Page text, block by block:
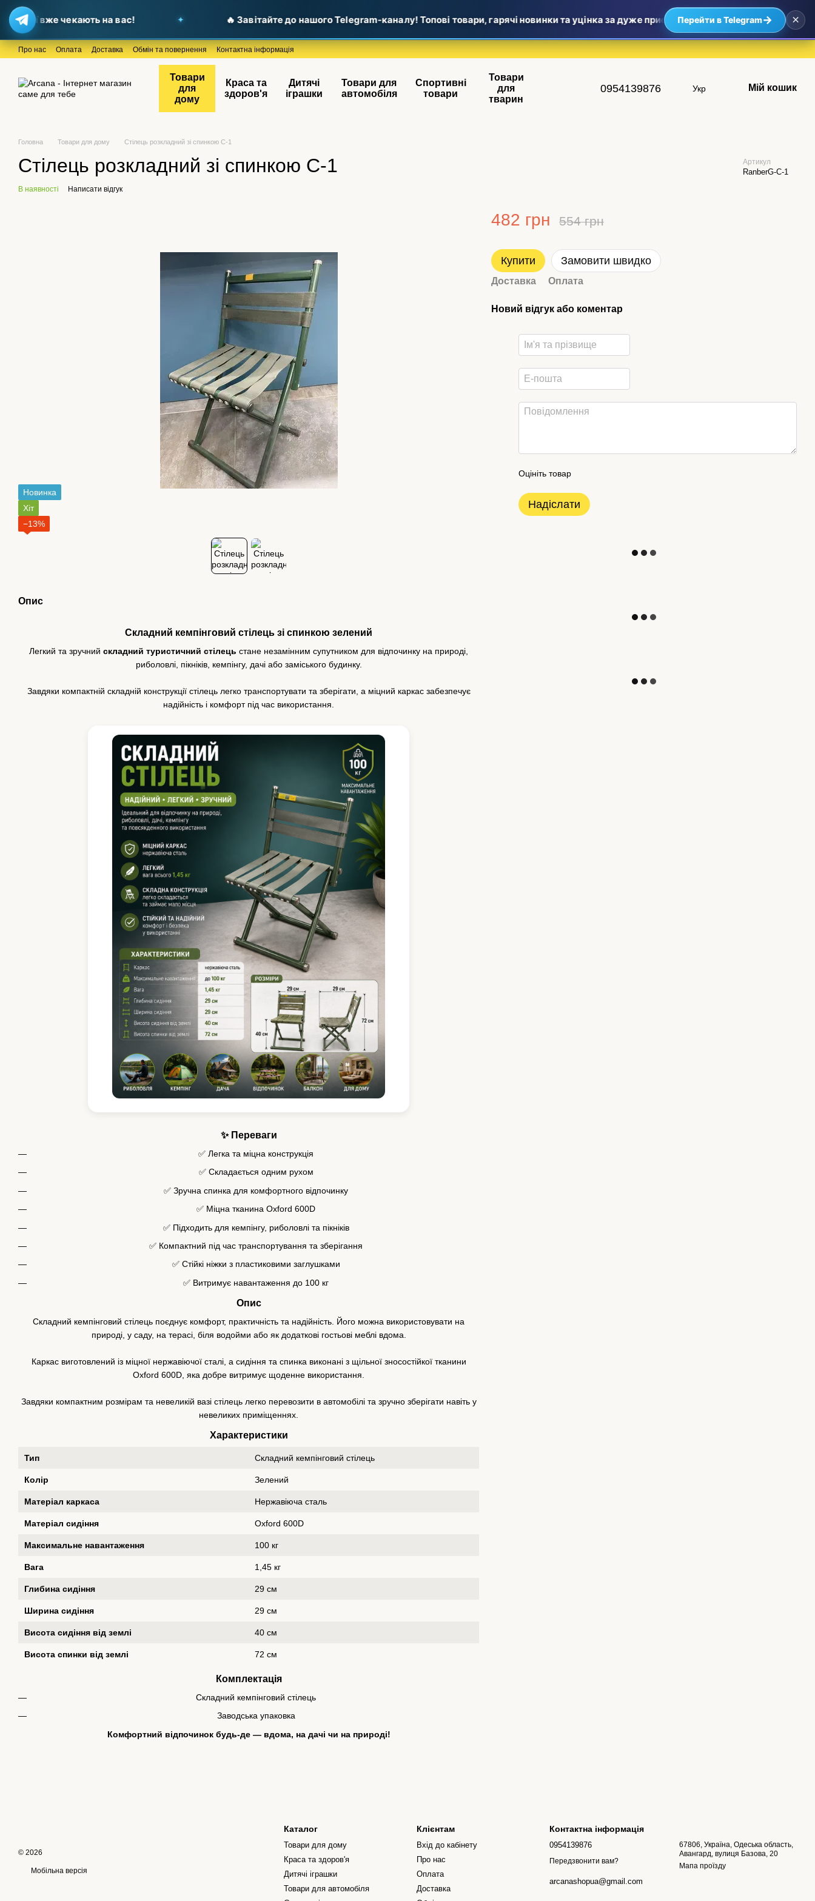
вже чекають на вас! 🔥 Завітайте до нашого Telegram-каналу! Топові товари, гарячі новинки та уцінка за дуже приємними цінами — найвигідніші
Перейти в Telegram→ ×
Перейти до основного контенту
Про нас Оплата Доставка Обмін та повернення Контактна інформація
Товари
для
дому
Краса та
здоров'я
Дитячі
іграшки
Товари для
автомобіля
Спортивні
товари
Товари
для
тварин
0954139876 Укр Мій кошик
Головна Товари для дому Стілець розкладний зі спинкою С-1
Стілець розкладний зі спинкою С-1 Артикул
RanberG-С-1
В наявності Написати відгук
Новинка
Хіт
−13%
Опис
Складний кемпінговий стілець зі спинкою зелений
Легкий та зручнийскладний туристичний стілець стане незамінним супутником для відпочинку на природі,
риболовлі, пікніків, кемпінгу, дачі або заміського будинку.
Завдяки компактній складній конструкції стілець легко транспортувати та зберігати, а міцний каркас забезпечує
надійність і комфорт під час використання.
✨ Переваги
✅ Легка та міцна конструкція
✅ Складається одним рухом
✅ Зручна спинка для комфортного відпочинку
✅ Міцна тканина Oxford 600D
✅ Підходить для кемпінгу, риболовлі та пікніків
✅ Компактний під час транспортування та зберігання
✅ Стійкі ніжки з пластиковими заглушками
✅ Витримує навантаження до 100 кг
Опис
Складний кемпінговий стілець поєднує комфорт, практичність та надійність. Його можна використовувати на
природі, у саду, на терасі, біля водойми або як додаткові гостьові меблі вдома.
Каркас виготовлений із міцної нержавіючої сталі, а сидіння та спинка виконані з щільної зносостійкої тканини
Oxford 600D, яка добре витримує щоденне використання.
Завдяки компактним розмірам та невеликій вазі стілець легко перевозити в автомобілі та зручно зберігати навіть у
невеликих приміщеннях.
Характеристики
Тип Складний кемпінговий стілець
Колір Зелений
Матеріал каркаса Нержавіюча сталь
Матеріал сидіння Oxford 600D
Максимальне навантаження 100 кг
Вага 1,45 кг
Глибина сидіння 29 см
Ширина сидіння 29 см
Висота сидіння від землі 40 см
Висота спинки від землі 72 см
Комплектація
Складний кемпінговий стілець
Заводська упаковка
Комфортний відпочинок будь-де — вдома, на дачі чи на природі!
482 грн 554 грн
Купити Замовити швидко
Доставка Оплата
Новий відгук або коментар
Оцініть товар
Надіслати
© 2026
Мобільна версія
Каталог
Товари для дому
Краса та здоров'я
Дитячі іграшки
Товари для автомобіля
Клієнтам
Вхід до кабінету
Про нас
Оплата
Доставка
Контактна інформація
0954139876
Передзвонити вам?
arcanashopua@gmail.com
67806, Україна, Одеська область,
Авангард, вулиця Базова, 20
Мапа проїзду